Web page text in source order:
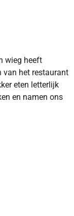
wieg heeft
van het restaurant
eten letterlijk
en namen ons